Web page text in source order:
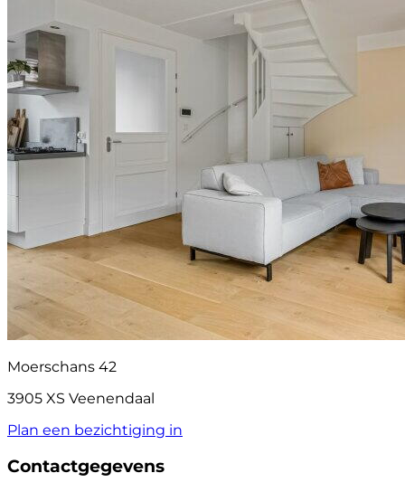
Moerschans 42
3905 XS Veenendaal
Plan een bezichtiging in
Contactgegevens